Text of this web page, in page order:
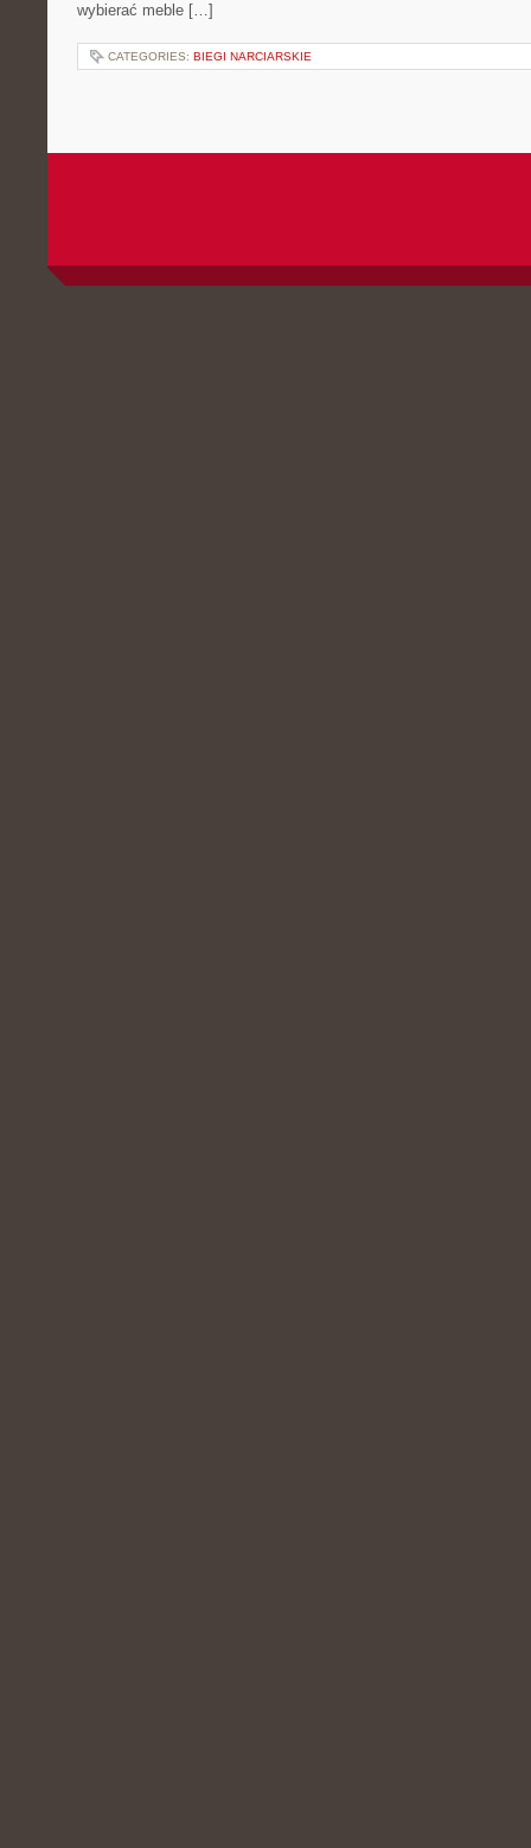
wybierać meble […]
CATEGORIES: BIEGI NARCIARSKIE